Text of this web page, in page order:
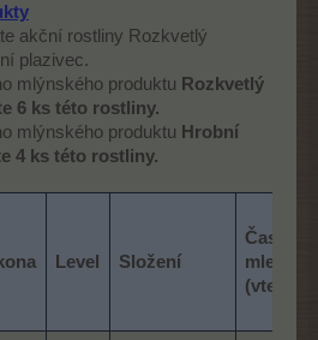
akční rostliny Rozkvetlý
plazivec.
mlýnského produktu Rozkvetlý
6 ks této rostliny.
mlýnského produktu Hrobní
4 ks této rostliny.
Ikona Level Složení
Čas
mletí
(vteřiny)